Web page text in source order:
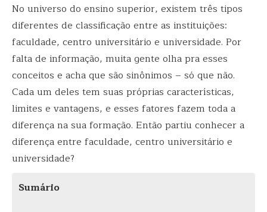
No universo do ensino superior, existem três tipos
diferentes de classificação entre as instituições:
faculdade, centro universitário e universidade. Por
falta de informação, muita gente olha pra esses
conceitos e acha que são sinônimos – só que não.
Cada um deles tem suas próprias características,
limites e vantagens, e esses fatores fazem toda a
diferença na sua formação. Então partiu conhecer a
diferença entre faculdade, centro universitário e
universidade?
Sumário